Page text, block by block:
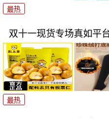
最热
双十一现货专场真如平
最热